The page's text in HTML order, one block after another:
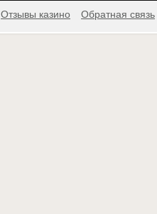
Отзывы казино Обратная связь